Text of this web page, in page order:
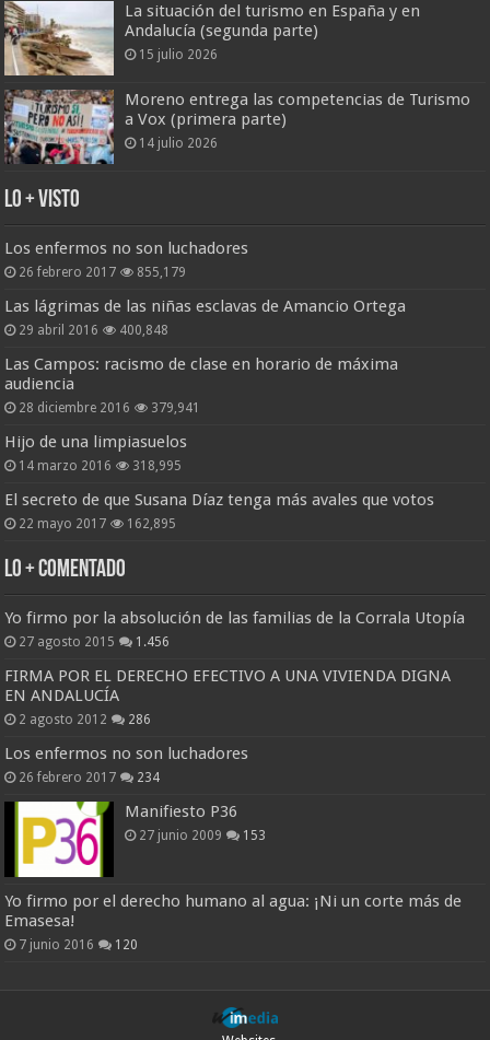
La situación del turismo en España y en
Andalucía (segunda parte)
15 julio 2026
Moreno entrega las competencias de Turismo
a Vox (primera parte)
14 julio 2026
Lo + Visto
Los enfermos no son luchadores
26 febrero 2017 855,179
Las lágrimas de las niñas esclavas de Amancio Ortega
29 abril 2016 400,848
Las Campos: racismo de clase en horario de máxima
audiencia
28 diciembre 2016 379,941
Hijo de una limpiasuelos
14 marzo 2016 318,995
El secreto de que Susana Díaz tenga más avales que votos
22 mayo 2017 162,895
Lo + Comentado
Yo firmo por la absolución de las familias de la Corrala Utopía
27 agosto 2015 1.456
FIRMA POR EL DERECHO EFECTIVO A UNA VIVIENDA DIGNA
EN ANDALUCÍA
2 agosto 2012 286
Los enfermos no son luchadores
26 febrero 2017 234
Manifiesto P36
27 junio 2009 153
Yo firmo por el derecho humano al agua: ¡Ni un corte más de
Emasesa!
7 junio 2016 120